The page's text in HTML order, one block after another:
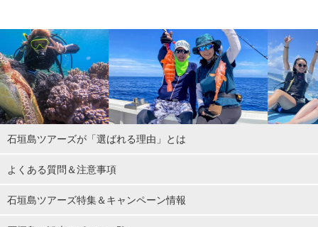
石垣島ツアーズが「選ばれる理由」とは
よくある質問＆注意事項
石垣島ツアーズ特集＆キャンペーン情報